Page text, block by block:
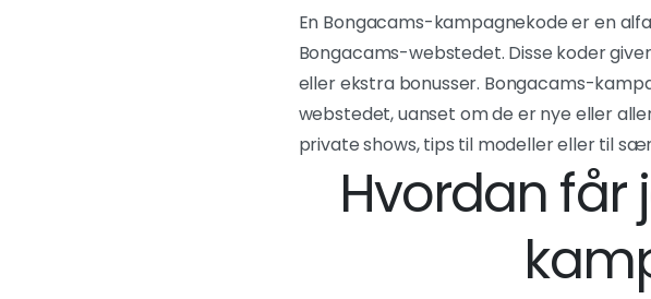
En Bongacams-kampagnekode er en
Bongacams-webstedet. Disse koder
eller ekstra bonusser. Bongacams-
webstedet, uanset om de er nye eller
private shows, tips til modeller eller til
Hvordan